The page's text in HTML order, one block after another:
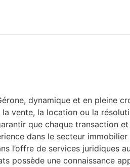
dynamique et en pleine
vente, la location ou la
que chaque transaction
dans le secteur
l’offre de services juridiques
possède une connaissance